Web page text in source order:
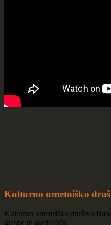
Kulturno umetniško
Kulturno umetniško društvo
glasbe in gledališča.